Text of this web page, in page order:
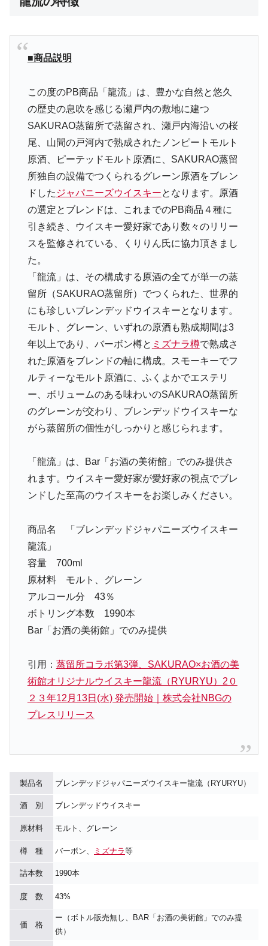
■商品説明
この度のPB商品「龍流」は、豊かな自然と悠久
の歴史の息吹を感じる瀬戸内の敷地に建つ
SAKURAO蒸留所で蒸留され、瀬戸内海沿いの桜
尾、山間の戸河内で熟成されたノンピートモルト
原酒、ピーテッドモルト原酒に、SAKURAO蒸留
所独自の設備でつくられるグレーン原酒をブレン
ドした ジャパニーズウイスキーとなります。原酒
の選定とブレンドは、これまでのPB商品４種に
引き続き、ウイスキー愛好家であり数々のリリー
スを監修されている、くりりん氏に協力頂きまし
た。
「龍流」は、その構成する原酒の全てが単一の蒸
留所（SAKURAO蒸留所）でつくられた、世界的
にも珍しいブレンデッドウイスキーとなります。
モルト、グレーン、いずれの原酒も熟成期間は3
年以上であり、バーボン樽と ミズナラ樽で熟成さ
れた原酒をブレンドの軸に構成。スモーキーでフ
ルティーなモルト原酒に、ふくよかでエステリ
ー、ボリュームのある味わいのSAKURAO蒸留所
のグレーンが交わり、ブレンデッドウイスキーな
がら蒸留所の個性がしっかりと感じられます。
「龍流」は、Bar「お酒の美術館」でのみ提供さ
れます。ウイスキー愛好家が愛好家の視点でブレ
ンドした至高のウイスキーをお楽しみください。
商品名 「ブレンデッドジャパニーズウイスキー
龍流」
容量 700ml
原材料 モルト、グレーン
アルコール分 43％
ボトリング本数 1990本
Bar「お酒の美術館」でのみ提供
引用： 蒸留所コラボ第3弾、SAKURAO×お酒の美
術館オリジナルウイスキー龍流（RYURYU）2０
２３年12月13日(水) 発売開始｜株式会社NBGの
プレスリリース
製品名 ブレンデッドジャパニーズウイスキー龍流（RYURYU）
酒 別 ブレンデッドウイスキー
原材料 モルト、グレーン
樽 種 バーボン、 ミズナラ等
詰本数 1990本
度 数 43%
価 格
ー（ボトル販売無し、BAR「お酒の美術館」でのみ提
供）